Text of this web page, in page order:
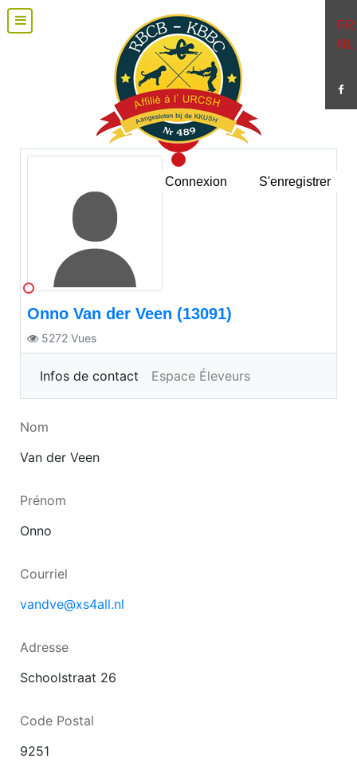
FR
NL
Connexion S'enregistrer
Onno Van der Veen (13091)
Vues
5272
Infos de contact
Espace Éleveurs
Nom
Van der Veen
Prénom
Onno
Courriel
vandve@xs4all.nl
Adresse
Schoolstraat 26
Code Postal
9251